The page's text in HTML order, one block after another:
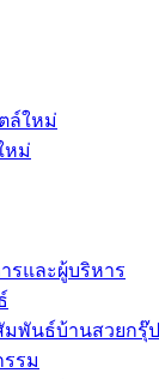
ล์ใหม่
หม่
รและผู้บริหาร
มพันธ์บ้านสวยกรุ๊ป
รม